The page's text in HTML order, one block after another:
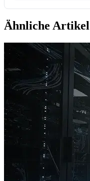
Ähnliche Artikel